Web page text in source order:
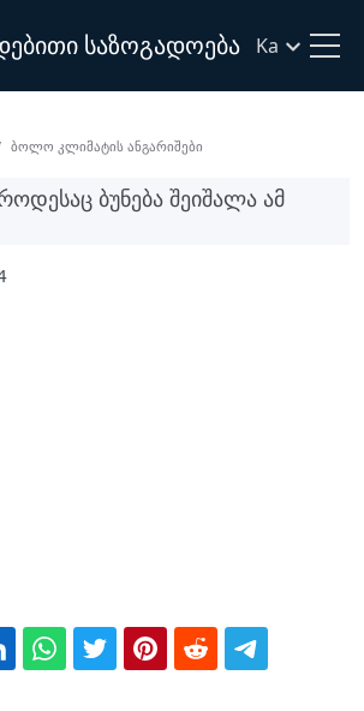
საზოგადოება Ka
Ბოლო Კლიმატის Ანგარიშები
ᲑᲣᲜᲔᲑᲐ ᲨᲔᲘᲨᲐᲚᲐ ᲐᲛ